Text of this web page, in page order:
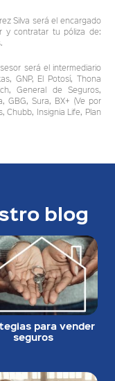
Silva será el encargado
y contratar tu póliza de:
será el intermediario
GNP, El Potosí, Thona
General de Seguros,
GBG, Sura, BX+ (Ve por
Chubb, Insignia Life, Plan
blog
para vender
seguros